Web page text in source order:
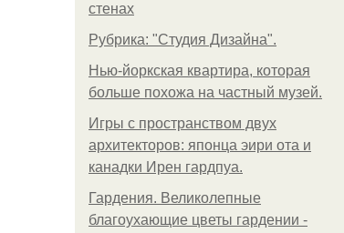
стенах
Рубрика: "Студия Дизайна".
Нью-йоркская квартира, которая
больше похожа на частный музей.
Игры с пространством двух
архитекторов: японца эири ота и
канадки Ирен гардпуа.
Гардения. Великолепные
благоухающие цветы гардении -